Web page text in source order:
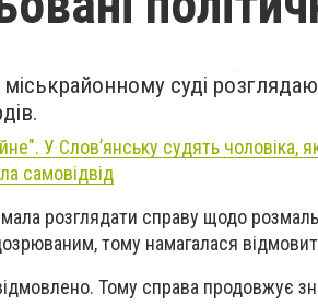
суді
У Слов’янську судять чоловіка,
самовідвід
розглядати справу щодо
тому намагалася
Тому справа продовжує